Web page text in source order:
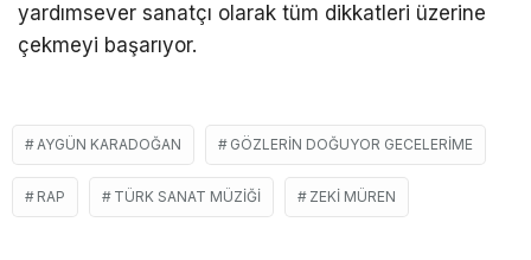
yardımsever sanatçı olarak tüm dikkatleri üzerine
çekmeyi başarıyor.
AYGÜN KARADOĞAN GÖZLERIN DOĞUYOR GECELERIME
RAP TÜRK SANAT MÜZIĞI ZEKI MÜREN